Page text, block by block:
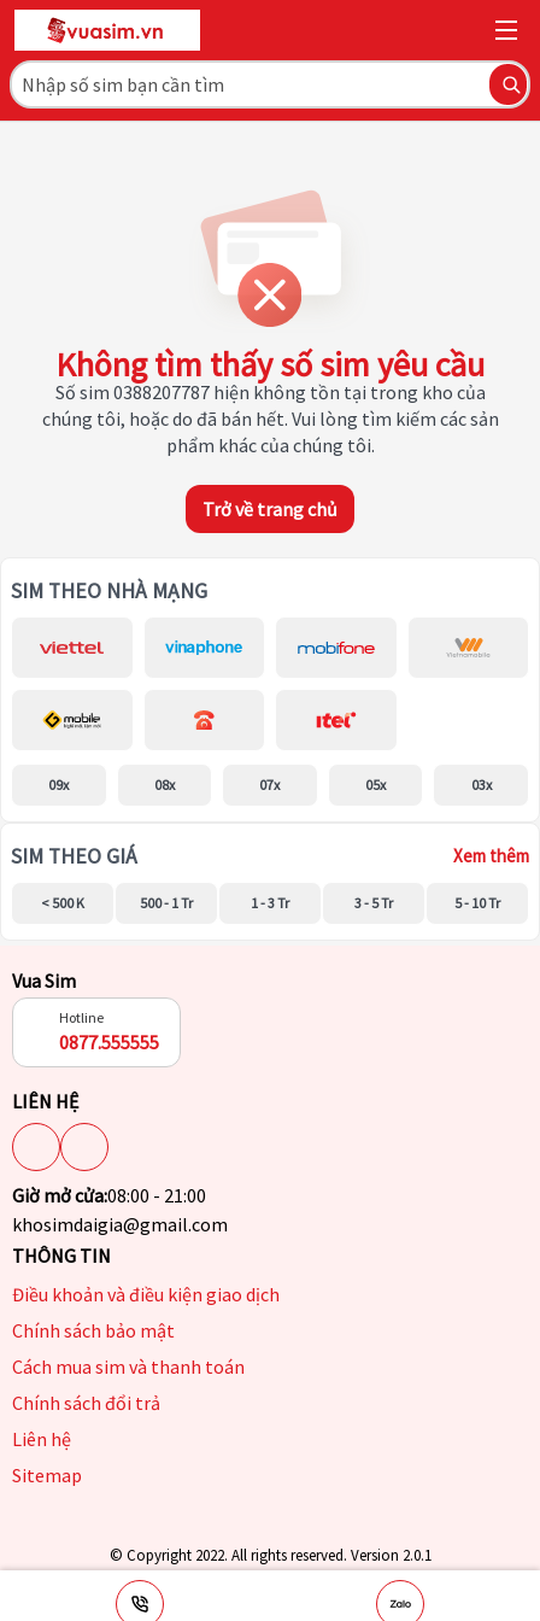
Không tìm thấy số sim yêu cầu
Số sim 0388207787 hiện không tồn tại trong kho của
chúng tôi, hoặc do đã bán hết. Vui lòng tìm kiếm các sản
phẩm khác của chúng tôi.
Trở về trang chủ
SIM THEO NHÀ MẠNG
09x 08x 07x 05x 03x
SIM THEO GIÁ Xem thêm
< 500 K 500 - 1 Tr 1 - 3 Tr 3 - 5 Tr 5 - 10 Tr
Vua Sim
Hotline
0877.555555
LIÊN HỆ
Giờ mở cửa:08:00 - 21:00
khosimdaigia@gmail.com
THÔNG TIN
Điều khoản và điều kiện giao dịch
Chính sách bảo mật
Cách mua sim và thanh toán
Chính sách đổi trả
Liên hệ
Sitemap
© Copyright 2022. All rights reserved. Version 2.0.1